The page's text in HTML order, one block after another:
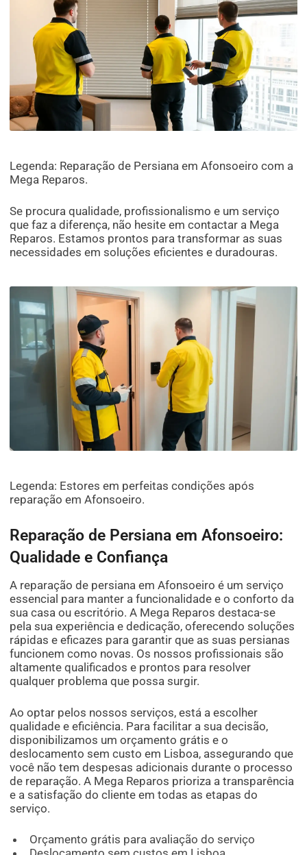
Legenda: Reparação de Persiana em Afonsoeiro com a
Mega Reparos.
Se procura qualidade, profissionalismo e um serviço
que faz a diferença, não hesite em contactar a Mega
Reparos. Estamos prontos para transformar as suas
necessidades em soluções eficientes e duradouras.
Legenda: Estores em perfeitas condições após
reparação em Afonsoeiro.
Reparação de Persiana em Afonsoeiro:
Qualidade e Confiança
A reparação de persiana em Afonsoeiro é um serviço
essencial para manter a funcionalidade e o conforto da
sua casa ou escritório. A Mega Reparos destaca-se
pela sua experiência e dedicação, oferecendo soluções
rápidas e eficazes para garantir que as suas persianas
funcionem como novas. Os nossos profissionais são
altamente qualificados e prontos para resolver
qualquer problema que possa surgir.
Ao optar pelos nossos serviços, está a escolher
qualidade e eficiência. Para facilitar a sua decisão,
disponibilizamos um orçamento grátis e o
deslocamento sem custo em Lisboa, assegurando que
você não tem despesas adicionais durante o processo
de reparação. A Mega Reparos prioriza a transparência
e a satisfação do cliente em todas as etapas do
serviço.
Orçamento grátis para avaliação do serviço